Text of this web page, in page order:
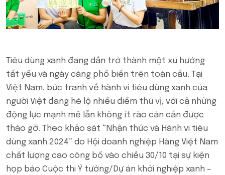
Tiêu dùng xanh đang dần trở thành một xu hướng
tất yếu và ngày càng phổ biến trên toàn cầu. Tại
Việt Nam, bức tranh về hành vi tiêu dùng xanh của
người Việt đang hé lộ nhiều điểm thú vị, với cả những
động lực mạnh mẽ lẫn không ít rào cản cần được
tháo gỡ. Theo khảo sát “Nhận thức và Hành vi tiêu
dùng xanh 2024” do Hội doanh nghiệp Hàng Việt Nam
chất lượng cao công bố vào chiều 30/10 tại sự kiện
họp báo Cuộc thi Ý tưởng/Dự án khởi nghiệp xanh –